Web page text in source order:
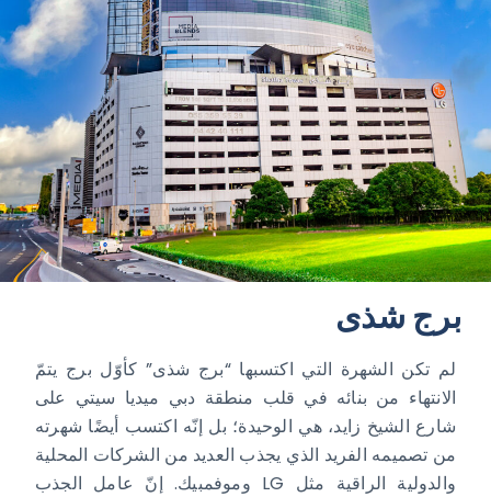
برج شذى
لم تكن الشهرة التي اكتسبها “برج شذى” كأوّل برج يتمّ
الانتهاء من بنائه في قلب منطقة دبي ميديا سيتي على
شارع الشيخ زايد، هي الوحيدة؛ بل إنّه اكتسب أيضًا شهرته
من تصميمه الفريد الذي يجذب العديد من الشركات المحلية
والدولية الراقية مثل LG وموفمبيك. إنّ عامل الجذب